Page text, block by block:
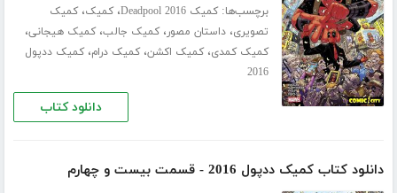
برچسب‌ها:کمیک Deadpool 2016 ،کمیک،کمیک
تصویری،داستان مصور،کمیک جالب،کمیک هیجانی،
کمیک کمدی،کمیک اکشن،کمیک درام،کمیک ددپول
2016
دانلود کتاب
دانلود کتاب کمیک ددپول 2016 - قسمت بیست و چهارم